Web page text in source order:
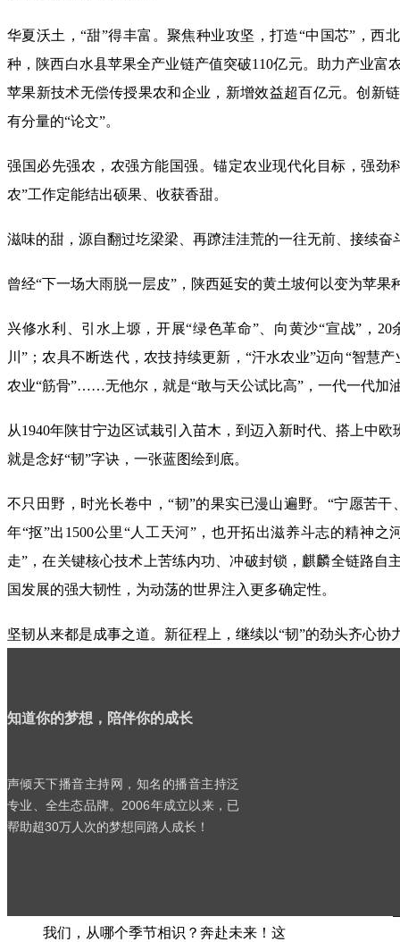
华夏沃土，“甜”得丰富。聚焦种业攻坚，打造“中国芯”，西
种，陕西白水县苹果全产业链产值突破110亿元。助力产业富
苹果新技术无偿传授果农和企业，新增效益超百亿元。创新
有分量的“论文”。
强国必先强农，农强方能国强。锚定农业现代化目标，强劲
农”工作定能结出硕果、收获香甜。
滋味的甜，源自翻过圪梁梁、再蹽洼洼荒的一往无前、接续奋
曾经“下一场大雨脱一层皮”，陕西延安的黄土坡何以变为苹果
兴修水利、引水上塬，开展“绿色革命”、向黄沙“宣战”，
川”；农具不断迭代，农技持续更新，“汗水农业”迈向“智慧
农业“筋骨”……无他尔，就是“敢与天公试比高”，一代一代加
从1940年陕甘宁边区试栽引入苗木，到迈入新时代、搭上中
就是念好“韧”字诀，一张蓝图绘到底。
不只田野，时光长卷中，“韧”的果实已漫山遍野。“宁愿苦
年“抠”出1500公里“人工天河”，也开拓出滋养斗志的精神
走”，在关键核心技术上苦练内功、冲破封锁，麒麟全链路
国发展的强大韧性，为动荡的世界注入更多确定性。
坚韧从来都是成事之道。新征程上，继续以“韧”的劲头齐心协
展的根脉才扎得深，结出的果子才更香甜。
赢蛋糕……新时代以来，每一次的迎难而上都是为了刷新幸福
能“六张网”和重点领域建设。在投资于物和投资于人的紧密结
厚人民生活的“甜”。
热读
뀹 书
院
我们，从哪个季节相识？奔赴未来！这
知道你的梦想，陪伴你的成长
声倾天下播音主持网，知名的播音主持泛
专业、全生态品牌。2006年成立以来，已
帮助超30万人次的梦想同路人成长！